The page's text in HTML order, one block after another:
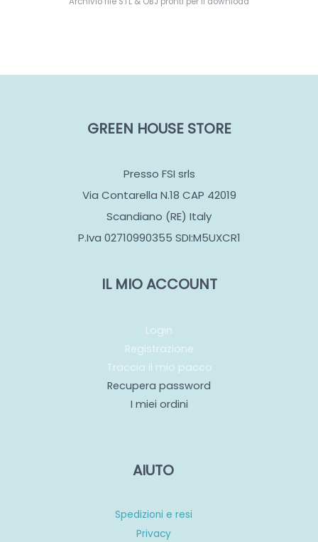
GREEN HOUSE STORE
Presso FSI srls
Via Contarella N.18 CAP 42019
Scandiano (RE) Italy
P.Iva 02710990355 SDI:M5UXCR1
IL MIO ACCOUNT
Login
Registrazione
Traccia il mio pacco
Recupera password
I miei ordini
AIUTO
Spedizioni e resi
Privacy